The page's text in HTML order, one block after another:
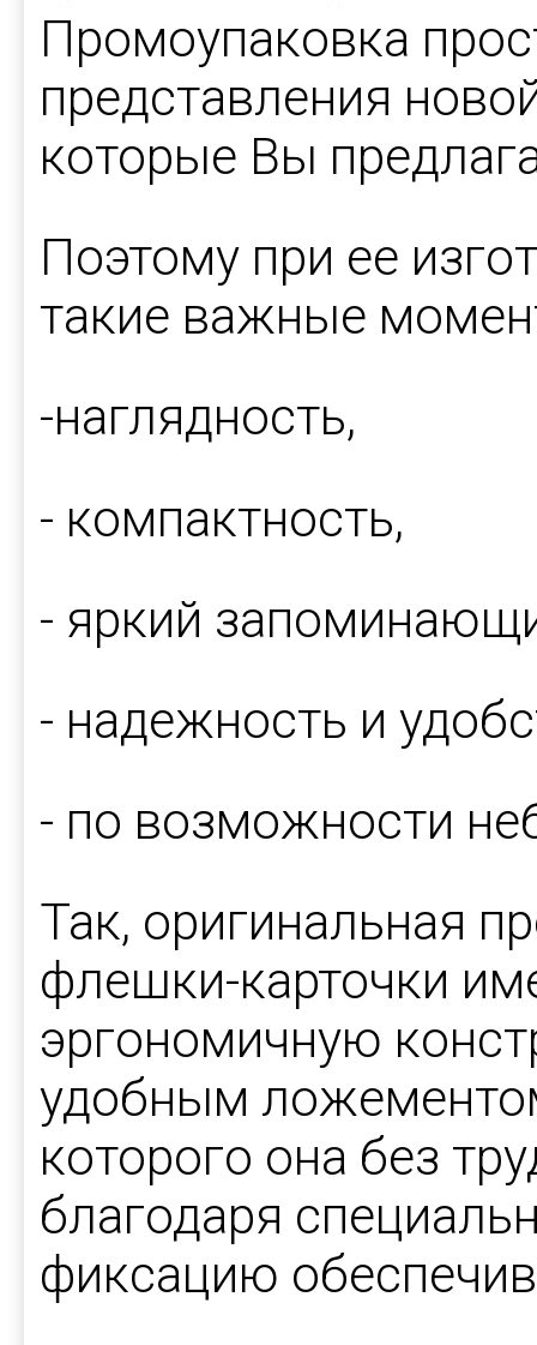
Промоупаковка
представления
которые Вы
Поэтому при ее
такие важные
-наглядность,
- компактность,
- яркий
- надежность и
- по возможности
Так, оригинальная
флешки-карточки
эргономичную
удобным
которого она без
благодаря
фиксацию